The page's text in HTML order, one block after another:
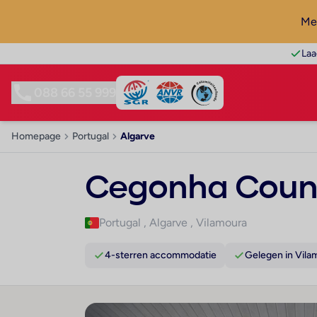
Homepage Portugal Algarve
Cegonha
Portugal , Algarve , Vilamoura
4-sterren accommodatie Gelegen in